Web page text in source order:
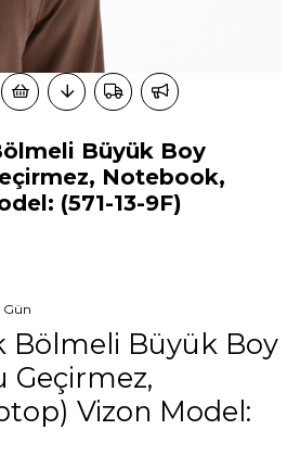
Büyük Boy
Notebook,
(571-13-9F)
Gün
Bölmeli Büyük Boy
Geçirmez,
Vizon Model: